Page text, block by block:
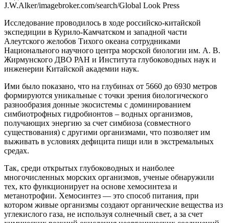
J.W.Alker/imagebroker.com/search/Global Look Press
Исследование проводилось в ходе российско-китайской
экспедиции в Курило-Камчатском и западной части
Алеутского желобов Тихого океана сотрудниками
Национального научного центра морской биологии им. А. В.
Жирмунского ДВО РАН и Института глубоководных наук и
инженерии Китайской академии наук.
Ими было показано, что на глубинах от 5660 до 6930 метров
формируются уникальные с точки зрения биологического
разнообразия донные экосистемы с доминированием
симбиотрофных гидробионтов – водных организмов,
получающих энергию за счет симбиоза (совместного
существования) с другими организмами, что позволяет им
выживать в условиях дефицита пищи или в экстремальных
средах.
Так, среди открытых глубоководных и наиболее
многочисленных морских организмов, ученые обнаружили
тех, кто функционирует на основе хемосинтеза и
метанотрофии. Хемосинтез — это способ питания, при
котором живые организмы создают органические вещества из
углекислого газа, не используя солнечный свет, а за счет